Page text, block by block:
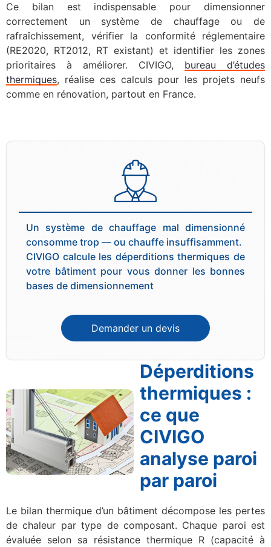
Ce bilan est indispensable pour dimensionner
correctement un système de chauffage ou de
rafraîchissement, vérifier la conformité réglementaire
(RE2020, RT2012, RT existant) et identifier les zones
prioritaires à améliorer. CIVIGO, bureau d’études
thermiques, réalise ces calculs pour les projets neufs
comme en rénovation, partout en France.
Un système de chauffage mal dimensionné
consomme trop — ou chauffe insuffisamment.
CIVIGO calcule les déperditions thermiques de
votre bâtiment pour vous donner les bonnes
bases de dimensionnement
Demander un devis
Déperditions
thermiques :
ce que
CIVIGO
analyse paroi
par paroi
Le bilan thermique d’un bâtiment décompose les pertes
de chaleur par type de composant. Chaque paroi est
évaluée selon sa résistance thermique R (capacité à